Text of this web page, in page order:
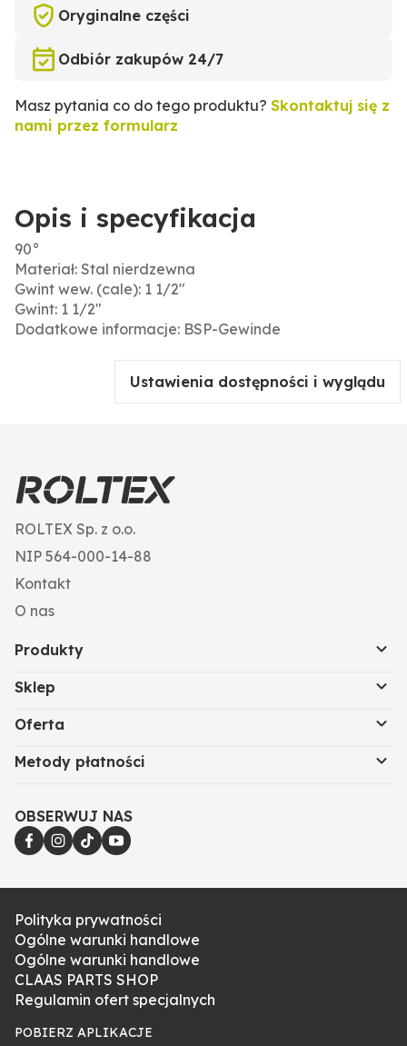
Oryginalne części
Odbiór zakupów 24/7
Masz pytania co do tego produktu? Skontaktuj się z
nami przez formularz
Opis i specyfikacja
90°
Materiał: Stal nierdzewna
Gwint wew. (cale): 1 1/2"
Gwint: 1 1/2"
Dodatkowe informacje: BSP-Gewinde
Ustawienia dostępności i wyglądu
ROLTEX Sp. z o.o.
NIP 564-000-14-88
Kontakt
O nas
Produkty
Sklep
Oferta
Metody płatności
OBSERWUJ NAS
Polityka prywatności
Ogólne warunki handlowe
Ogólne warunki handlowe
CLAAS PARTS SHOP
Regulamin ofert specjalnych
POBIERZ APLIKACJE